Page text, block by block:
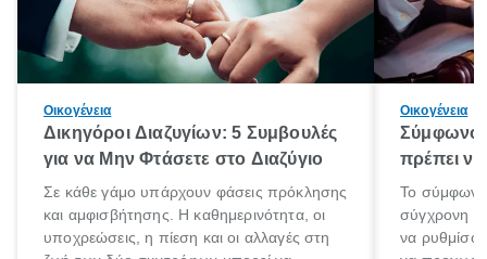
Οικογένεια
Δικηγόροι Διαζυγίων: 5 Συμβουλές
για να Μην Φτάσετε στο Διαζύγιο
Σε κάθε γάμο υπάρχουν φάσεις πρόκλησης
και αμφισβήτησης. Η καθημερινότητα, οι
υποχρεώσεις, η πίεση και οι αλλαγές στη
Οικογένεια
Σύμφωνο
πρέπει να
Το σύμφωνο
σύγχρονη
να